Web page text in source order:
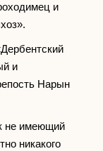
и
и
Нарын
не имеющий
никакого